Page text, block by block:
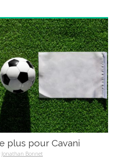
plus pour Cavani
Jonathan Bonnet